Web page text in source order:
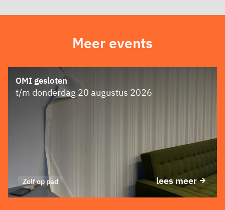
Meer events
OMI gesloten
t/m donderdag 20 augustus 2026
lees meer
Zelf op pad